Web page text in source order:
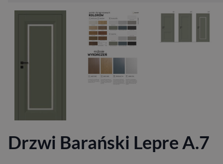
Drzwi Barański Lepre A.7